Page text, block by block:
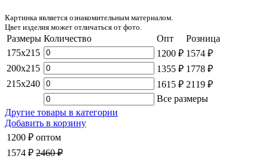
Картинка является ознакомительным материалом.
Цвет изделия может отличаться от фото.
Размеры Количество Опт
Розница
175x215
1200 ₽ 1574 ₽
200x215
1355 ₽ 1778 ₽
215x240
1615 ₽ 2119 ₽
Все размеры
Другие товары в категории
Добавить в корзину
1200 ₽ оптом
1574 ₽ 2460 ₽